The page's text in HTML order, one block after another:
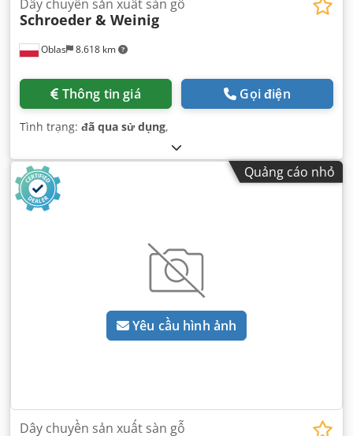
Oblas 8.618 km
Dây chuyền sản xuất sàn gỗ
Schroeder & Weinig
Thông tin giá Gọi điện
Tình trạng: đã qua sử dụng,
Quảng cáo nhỏ
Yêu cầu hình ảnh
Dây chuyền sản xuất sàn gỗ